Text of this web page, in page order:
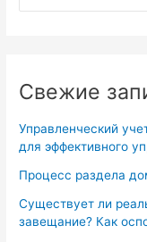
Свежие
Управленческий
для эффективного
Процесс раздела
Существует ли
завещание? Как